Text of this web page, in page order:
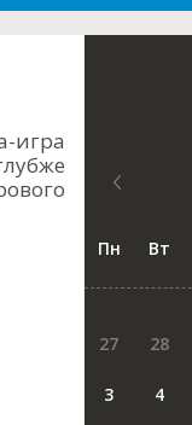
игра
Пн Вт
27 28
3 4